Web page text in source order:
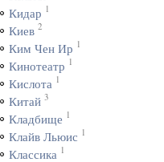
Кидар 1
Киев 2
Ким Чен Ир 1
Кинотеатр 1
Кислота 1
Китай 3
Кладбище 1
Клайв Льюис 1
Классика 1